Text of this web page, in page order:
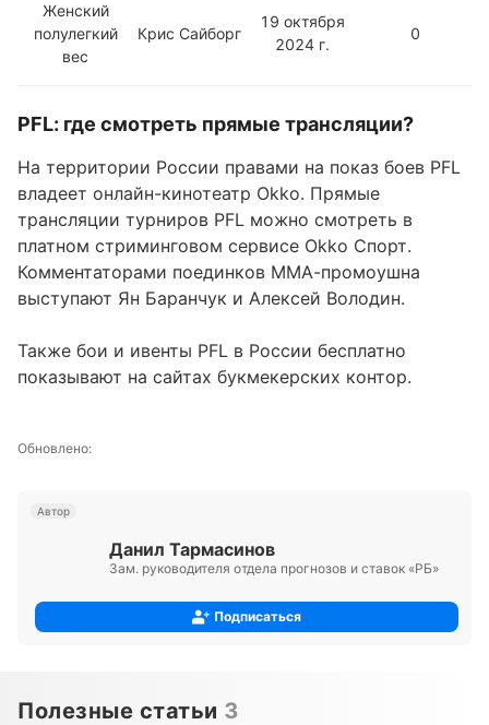
Женский
полулегкий
вес
Крис Сайборг
19 октября
2024 г.
0
PFL: где смотреть прямые трансляции?
На территории России правами на показ боев PFL
владеет онлайн-кинотеатр Okko. Прямые
трансляции турниров PFL можно смотреть в
платном стриминговом сервисе Okko Спорт.
Комментаторами поединков MMA-промоушна
выступают Ян Баранчук и Алексей Володин.
Также бои и ивенты PFL в России бесплатно
показывают на сайтах букмекерских контор.
Обновлено:
Автор
Данил Тармасинов
Зам. руководителя отдела прогнозов и ставок «РБ»
Подписаться
Полезные статьи 3